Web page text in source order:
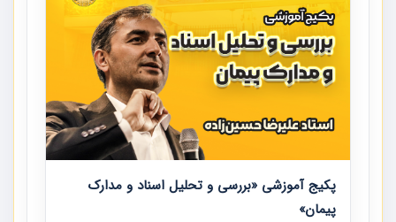
پکیج آموزشی «بررسی و تحلیل اسناد و مدارک
پیمان»